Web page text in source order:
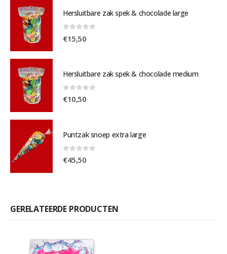
Hersluitbare zak spek & chocolade large
€15,50
Hersluitbare zak spek & chocolade medium
0out of 5
€10,50
Puntzak snoep extra large
0out of 5
€45,50
GERELATEERDE PRODUCTEN